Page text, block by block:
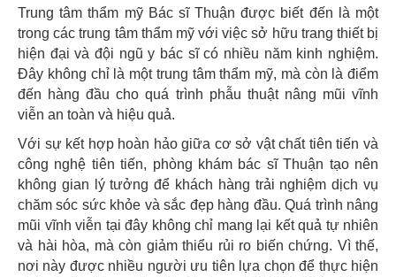
Trung tâm thẩm mỹ Bác sĩ Thuận được biết đến là một
trong các trung tâm thẩm mỹ với việc sở hữu trang thiết bị
hiện đại và đội ngũ y bác sĩ có nhiều năm kinh nghiệm.
Đây không chỉ là một trung tâm thẩm mỹ, mà còn là điểm
đến hàng đầu cho quá trình phẫu thuật nâng mũi vĩnh
viễn an toàn và hiệu quả.
Với sự kết hợp hoàn hảo giữa cơ sở vật chất tiên tiến và
công nghệ tiên tiến, phòng khám bác sĩ Thuận tạo nên
không gian lý tưởng để khách hàng trải nghiệm dịch vụ
chăm sóc sức khỏe và sắc đẹp hàng đầu. Quá trình nâng
mũi vĩnh viễn tại đây không chỉ mang lại kết quả tự nhiên
và hài hòa, mà còn giảm thiểu rủi ro biến chứng. Vì thế,
nơi này được nhiều người ưu tiên lựa chọn để thực hiện